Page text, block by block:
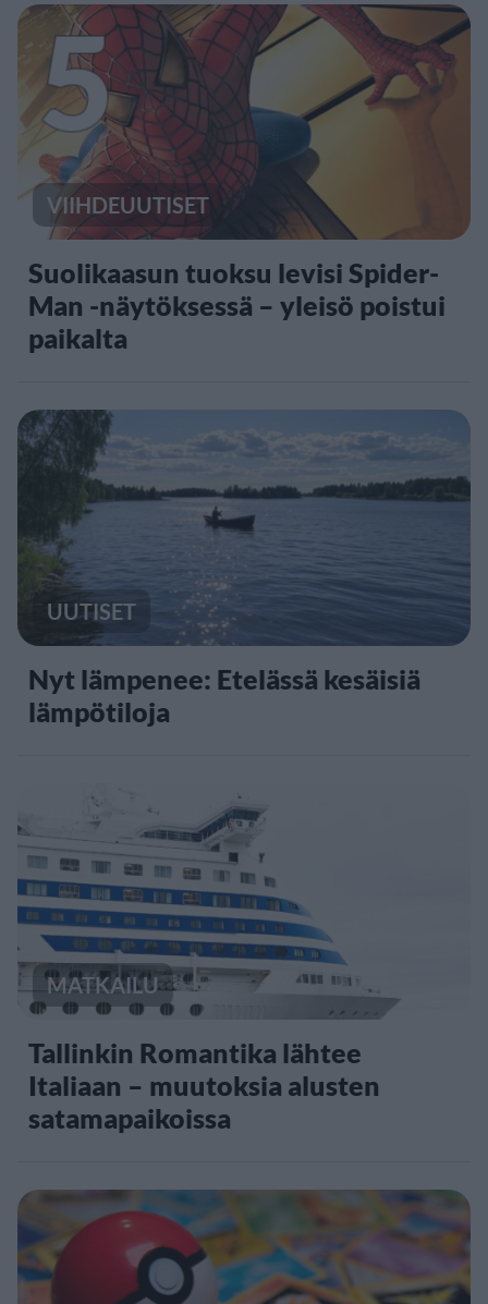
5
VIIHDEUUTISET
Suolikaasun tuoksu levisi Spider-
Man -näytöksessä – yleisö poistui
paikalta
UUTISET
Nyt lämpenee: Etelässä kesäisiä
lämpötiloja
MATKAILU
Tallinkin Romantika lähtee
Italiaan – muutoksia alusten
satamapaikoissa